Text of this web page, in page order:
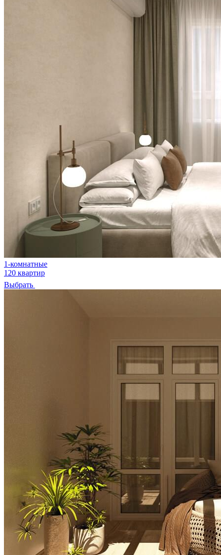
1-комнатные
120 квартир
Выбрать